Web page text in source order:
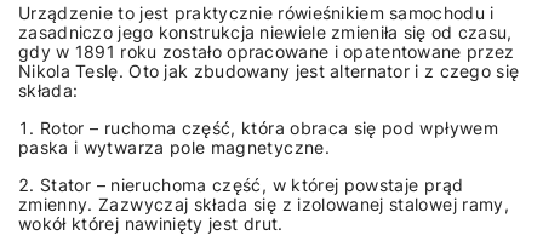
Urządzenie to jest praktycznie rówieśnikiem samochodu i
zasadniczo jego konstrukcja niewiele zmieniła się od czasu,
gdy w 1891 roku zostało opracowane i opatentowane przez
Nikola Teslę. Oto jak zbudowany jest alternator i z czego się
składa:
Rotor – ruchoma część, która obraca się pod wpływem
paska i wytwarza pole magnetyczne.
Stator – nieruchoma część, w której powstaje prąd
zmienny. Zazwyczaj składa się z izolowanej stalowej ramy,
wokół której nawinięty jest drut.